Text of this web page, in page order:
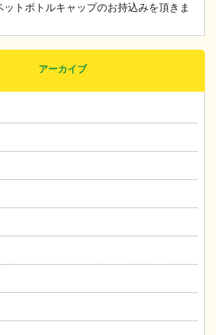
トボトルキャップのお持込みを頂きま
アーカイブ